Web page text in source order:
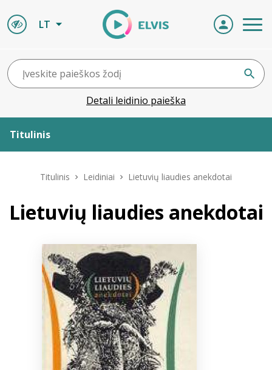
LT
Detali leidinio paieška
Titulinis
Leidiniai
Naujienos
Bibliotekoms
Titulinis Leidiniai Lietuvių liaudies anekdotai
Lietuvių liaudies anekdotai